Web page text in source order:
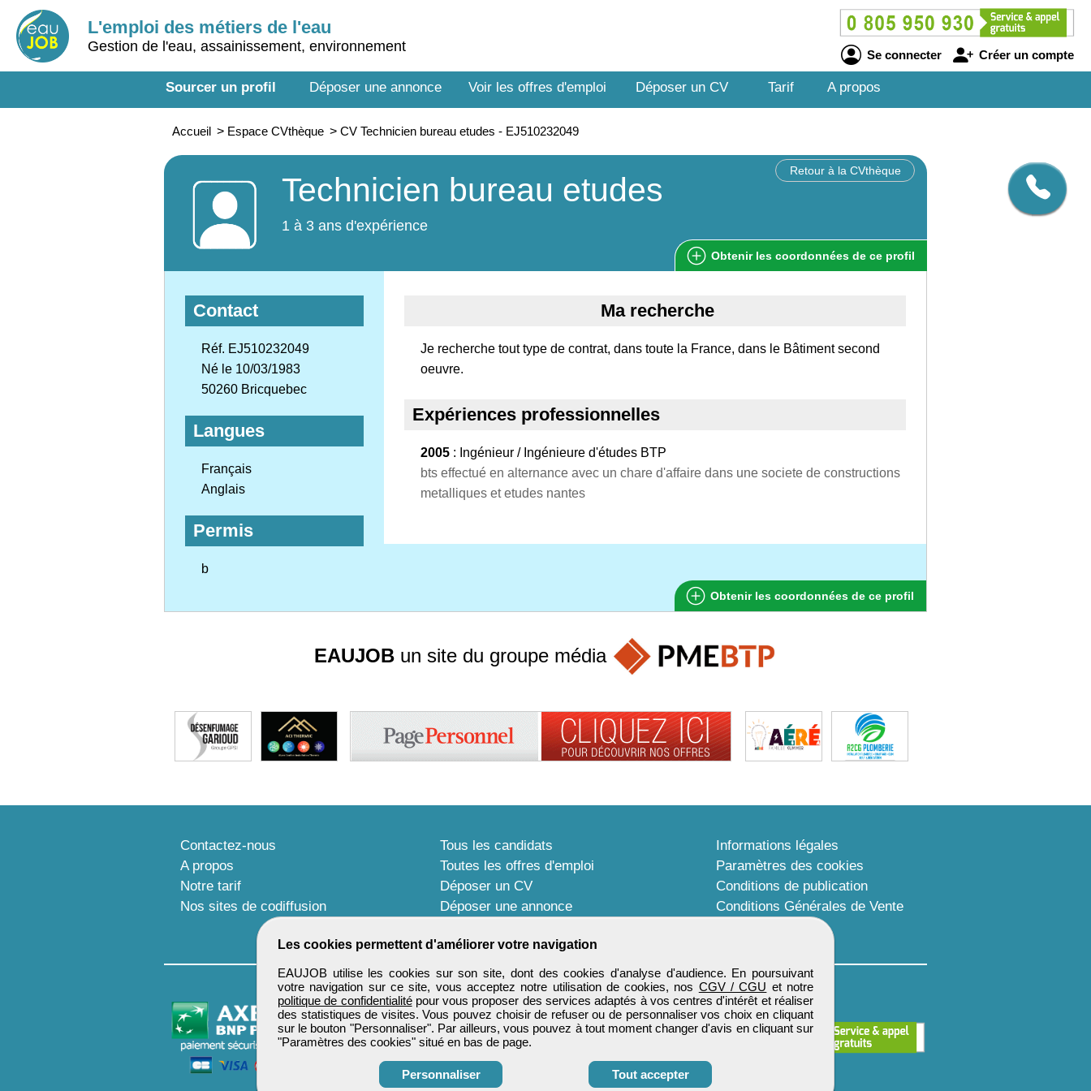
L'emploi des métiers de l'eau
Gestion de l'eau, assainissement, environnement
Se connecter Créer un compte
Sourcer un profil Déposer une annonce Voir les offres d'emploi Déposer un CV Tarif A propos
Accueil > Espace CVthèque > CV Technicien bureau etudes - EJ510232049
Retour à la CVthèque
Technicien bureau etudes
1 à 3 ans d'expérience
Obtenir les coordonnées de ce profil
Contact
Réf. EJ510232049
Né le 10/03/1983
50260 Bricquebec
Langues
Français
Anglais
Permis
b
Ma recherche
Je recherche tout type de contrat, dans toute la France, dans le Bâtiment second
oeuvre.
Expériences professionnelles
2005 : Ingénieur / Ingénieure d'études BTP
bts effectué en alternance avec un chare d'affaire dans une societe de constructions
metalliques et etudes nantes
Obtenir les coordonnées de ce profil
Les cookies permettent d'améliorer votre navigation
EAUJOB utilise les cookies sur son site, dont des cookies d'analyse d'audience. En poursuivant
votre navigation sur ce site, vous acceptez notre utilisation de cookies, nos CGV / CGU et notre
politique de confidentialitépour vous proposer des services adaptés à vos centres d'intérêt et réaliser
des statistiques de visites. Vous pouvez choisir de refuser ou de personnaliser vos choix en cliquant
sur le bouton "Personnaliser". Par ailleurs, vous pouvez à tout moment changer d'avis en cliquant sur
"Paramètres des cookies" situé en bas de page.
Personnaliser Tout accepter
EAUJOB un site du groupe média
Contactez-nous
A propos
Notre tarif
Nos sites de codiffusion
Tous les candidats
Toutes les offres d'emploi
Déposer un CV
Déposer une annonce
Informations légales
Paramètres des cookies
Conditions de publication
Conditions Générales de Vente